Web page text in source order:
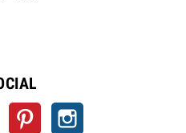
Google+ Pinterest